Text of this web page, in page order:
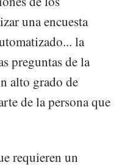
una encuesta
la
preguntas de la
alto grado de
de la persona que
requieren un